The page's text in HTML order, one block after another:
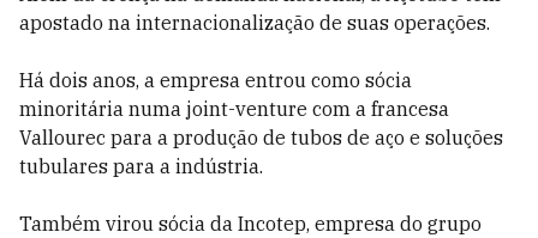
apostado na internacionalização de suas operações.
Há dois anos, a empresa entrou como sócia
minoritária numa joint-venture com a francesa
Vallourec para a produção de tubos de aço e soluções
tubulares para a indústria.
Também virou sócia da Incotep, empresa do grupo